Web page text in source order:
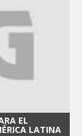
EL
LATINA